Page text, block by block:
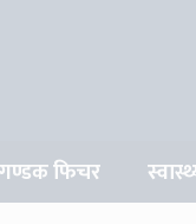
गण्डक फिचर